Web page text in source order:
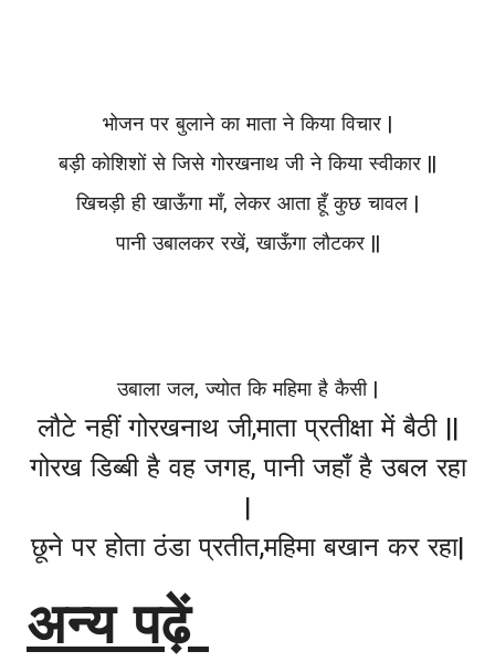
भोजन पर बुलाने का माता ने किया विचार |
बड़ी कोशिशों से जिसे गोरखनाथ जी ने किया स्वीकार ||
खिचड़ी ही खाऊँगा माँ, लेकर आता हूँ कुछ चावल |
पानी उबालकर रखें, खाऊँगा लौटकर ||
उबाला जल, ज्योत कि महिमा है कैसी |
लौटे नहीं गोरखनाथ जी,माता प्रतीक्षा में बैठी ||
गोरख डिब्बी है वह जगह, पानी जहाँ है उबल रहा
|
छूने पर होता ठंडा प्रतीत,महिमा बखान कर रहा|
अन्य पढ़ें